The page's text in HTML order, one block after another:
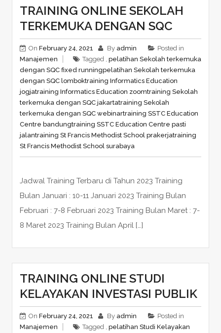
TRAINING ONLINE SEKOLAH
TERKEMUKA DENGAN SQC
On February 24, 2021 By admin
Posted in
Manajemen
Tagged , pelatihan Sekolah terkemuka
dengan SQC fixed runningpelatihan Sekolah terkemuka
dengan SQC lomboktraining Informatics Education
jogjatraining Informatics Education zoomtraining Sekolah
terkemuka dengan SQC jakartatraining Sekolah
terkemuka dengan SQC webinartraining SSTC Education
Centre bandungtraining SSTC Education Centre pasti
jalantraining St Francis Methodist School prakerjatraining
St Francis Methodist School surabaya
Jadwal Training Terbaru di Tahun 2023 Training
Bulan Januari : 10-11 Januari 2023 Training Bulan
Februari : 7-8 Februari 2023 Training Bulan Maret : 7-
8 Maret 2023 Training Bulan April […]
TRAINING ONLINE STUDI
KELAYAKAN INVESTASI PUBLIK
On February 24, 2021 By admin
Posted in
Manajemen
Tagged , pelatihan Studi Kelayakan